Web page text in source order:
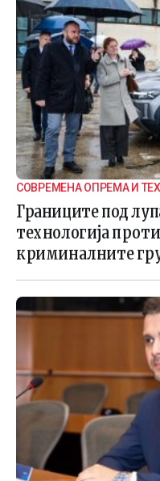
СОВРЕМЕНА ОПРЕМА И
ГРАНИЧНАТА БЕЗБЕДНОСТ
Границите под
технологија
криминалните